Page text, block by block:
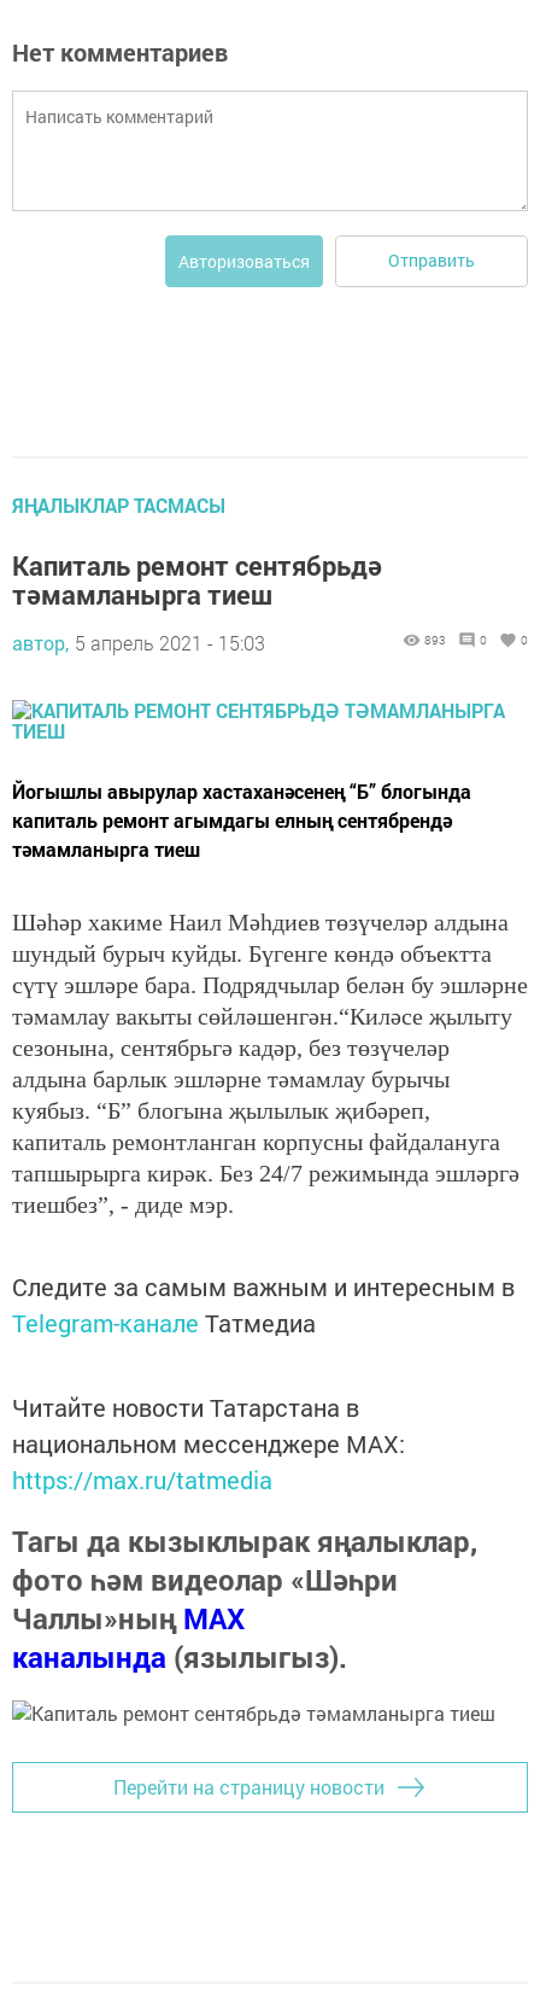
Нет комментариев
Авторизоваться Отправить
ЯҢАЛЫКЛАР ТАСМАСЫ
Капиталь ремонт сентябрьдә
тәмамланырга тиеш
автор, 5 апрель 2021 - 15:03 893 0 0
Йогышлы авырулар хастаханәсенең “Б” блогында
капиталь ремонт агымдагы елның сентябрендә
тәмамланырга тиеш
Шәһәр хакиме Наил Мәһдиев төзүчеләр алдына
шундый бурыч куйды. Бүгенге көндә объектта
сүтү эшләре бара. Подрядчылар белән бу эшләрне
тәмамлау вакыты сөйләшенгән.“Киләсе җылыту
сезонына, сентябрьгә кадәр, без төзүчеләр
алдына барлык эшләрне тәмамлау бурычы
куябыз. “Б” блогына җылылык җибәреп,
капиталь ремонтланган корпусны файдалануга
тапшырырга кирәк. Без 24/7 режимында эшләргә
тиешбез”, - диде мэр.
Следите за самым важным и интересным в
Telegram-канале Татмедиа
Читайте новости Татарстана в
национальном мессенджере MАХ:
https://max.ru/tatmedia
Тагы да кызыклырак яңалыклар,
фото һәм видеолар «Шәһри
Чаллы»ныңMAX
каналында (язылыгыз).
Перейти на страницу новости